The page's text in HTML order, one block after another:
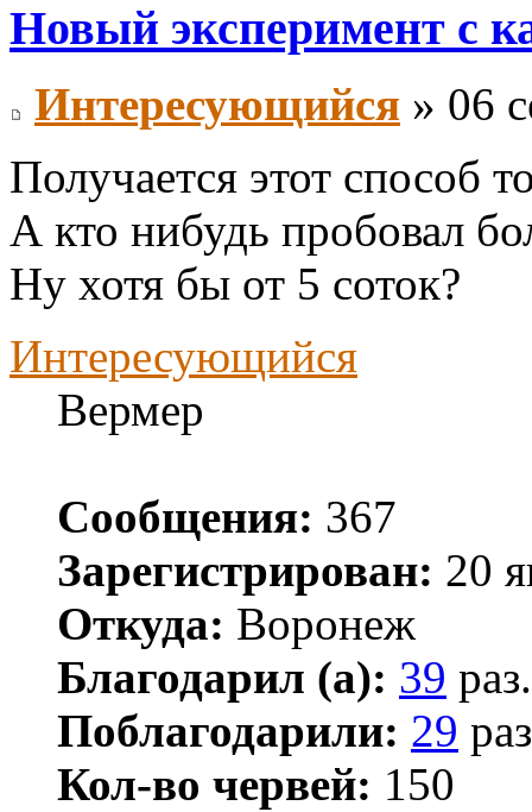
Новый эксперимент с
Интересующийся » 06
Получается этот способ
А кто нибудь пробовал
Ну хотя бы от 5 соток?
Интересующийся
Вермер
Сообщения: 367
Зарегистрирован: 20
Откуда: Воронеж
Благодарил (а): 39 раз.
Поблагодарили: 29
Кол-во червей: 150